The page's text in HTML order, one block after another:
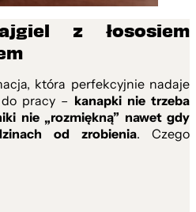
z łososiem
która perfekcyjnie nadaje
pracy – kanapki nie trzeba
nie „rozmiękną” nawet gdy
od zrobienia. Czego